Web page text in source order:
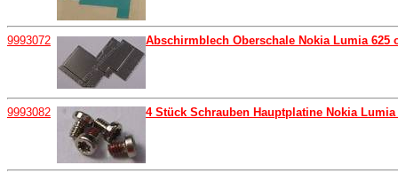
9993072 Abschirmblech Oberschale Nokia Lumia
9993082 4 Stück Schrauben Hauptplatine Nokia